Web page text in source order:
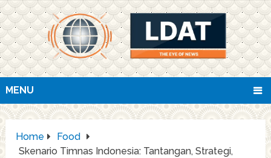
MENU
Home
Food
Skenario Timnas Indonesia: Tantangan, Strategi,